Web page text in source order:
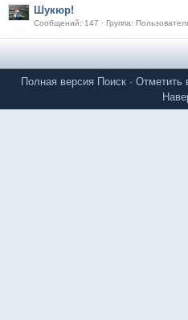
Шукюр!
Сообщений: 147 · Группа:
Полная версия Поиск · Отметить